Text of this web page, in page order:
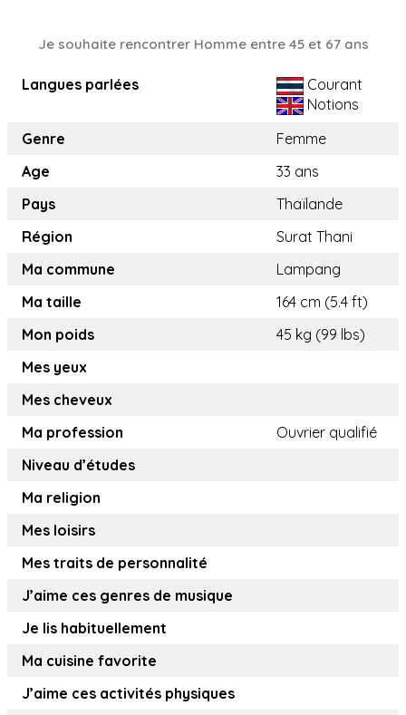
Je souhaite rencontrer Homme entre 45 et 67 ans
Langues parlées
Courant
Notions
Genre
Femme
Age
33 ans
Pays
Thaïlande
Région
Surat Thani
Ma commune
Lampang
Ma taille
164 cm (5.4 ft)
Mon poids
45 kg (99 lbs)
Mes yeux
Mes cheveux
Ma profession
Ouvrier qualifié
Niveau d’études
Ma religion
Mes loisirs
Mes traits de personnalité
J’aime ces genres de musique
Je lis habituellement
Ma cuisine favorite
J’aime ces activités physiques